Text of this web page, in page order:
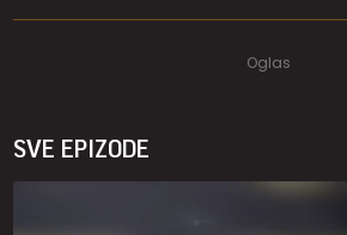
SVE EPIZODE